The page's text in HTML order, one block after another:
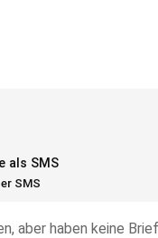
als SMS
SMS
aber haben keine